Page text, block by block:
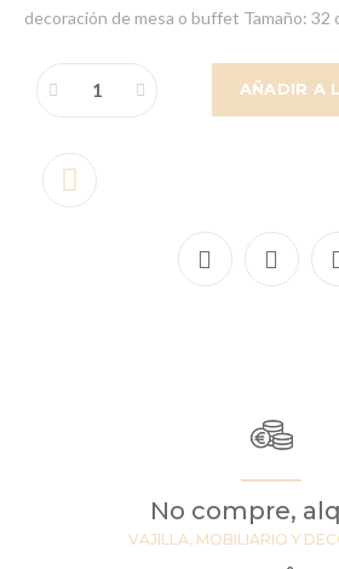
decoración de mesa o buffet Tamaño: 32
AÑADIR A
No compre,
VAJILLA, MOBILIARIO Y